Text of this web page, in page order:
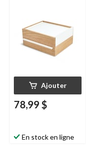
Ajouter
78,99 $
En stock en ligne